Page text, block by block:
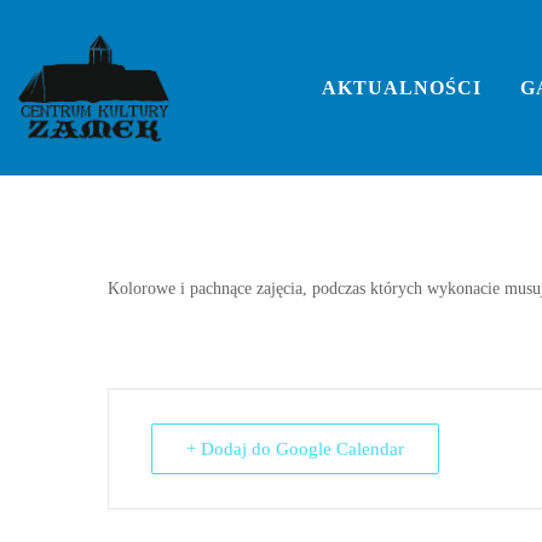
content
AKTUALNOŚCI
Warsztaty dla
Kąpielowych
Kolorowe i pachnące zajęcia, podczas których wykonacie
+ Dodaj do Google Calendar